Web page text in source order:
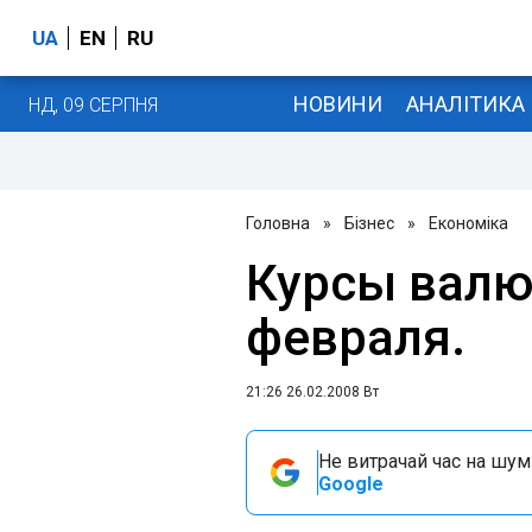
UA EN RU
НД, 09 СЕРПНЯ НОВИНИ АНАЛІТИКА
Головна » Бізнес » Економіка
Курсы
февраля.
21:26 26.02.2008 Вт
Не витрачай час на
Google